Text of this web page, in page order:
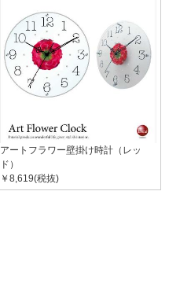
アートフラワー壁掛け時計（レッ
ド）
￥8,619(税抜)